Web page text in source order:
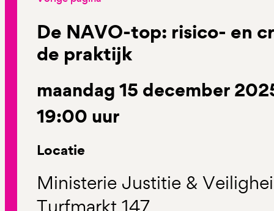
De NAVO-top: risico- en
de praktijk
maandag 15 december
19:00 uur
Locatie
Ministerie Justitie &